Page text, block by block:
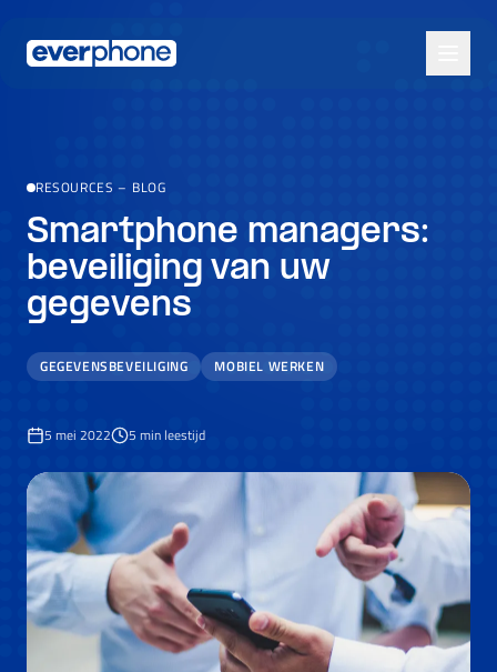
RESOURCES – BLOG
Smartphone managers:
beveiliging van uw
gegevens
GEGEVENSBEVEILIGING MOBIEL WERKEN
5 mei 2022 5 min leestijd